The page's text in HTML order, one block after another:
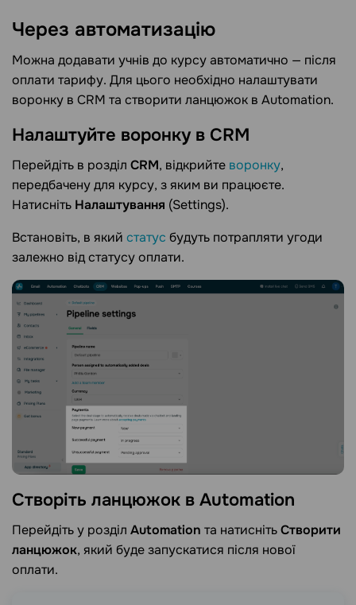
Через автоматизацію
Можна додавати учнів до курсу автоматично — після
оплати тарифу. Для цього необхідно налаштувати
воронку в CRM та створити ланцюжок в Automation.
Налаштуйте воронку в CRM
Перейдіть в розділ CRM, відкрийте воронку,
передбачену для курсу, з яким ви працюєте.
Натисніть Налаштування (Settings).
Встановіть, в який статус будуть потрапляти угоди
залежно від статусу оплати.
Створіть ланцюжок в Аutomation
Перейдіть у розділ Automation та натиснітьСтворити
ланцюжок, який буде запускатися після нової
оплати.